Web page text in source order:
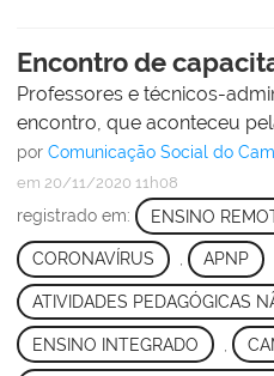
Encontro de
Professores e técnicos-
encontro, que aconteceu
por Comunicação Social do
em 20/11/2020 11h08
registrado em: ENSINO
CORONAVÍRUS , APNP
ATIVIDADES PEDAGÓGICAS
ENSINO INTEGRADO